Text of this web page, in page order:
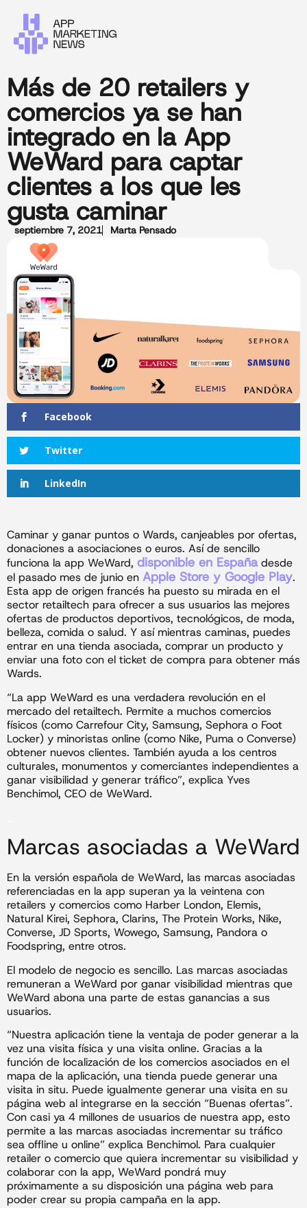
Más de 20 retailers y
comercios ya se han
integrado en la App
WeWard para captar
clientes a los que les
gusta caminar
septiembre 7, 2021 Marta Pensado
Facebook
Twitter
LinkedIn
Caminar y ganar puntos o Wards, canjeables por ofertas,
donaciones a asociaciones o euros. Así de sencillo
funciona la app WeWard, disponible en España desde
el pasado mes de junio en Apple Store y Google Play.
Esta app de origen francés ha puesto su mirada en el
sector retailtech para ofrecer a sus usuarios las mejores
ofertas de productos deportivos, tecnológicos, de moda,
belleza, comida o salud. Y así mientras caminas, puedes
entrar en una tienda asociada, comprar un producto y
enviar una foto con el ticket de compra para obtener más
Wards.
“La app WeWard es una verdadera revolución en el
mercado del retailtech. Permite a muchos comercios
físicos (como Carrefour City, Samsung, Sephora o Foot
Locker) y minoristas online (como Nike, Puma o Converse)
obtener nuevos clientes. También ayuda a los centros
culturales, monumentos y comerciantes independientes a
ganar visibilidad y generar tráfico”, explica Yves
Benchimol, CEO de WeWard.
Marcas asociadas a WeWard
En la versión española de WeWard, las marcas asociadas
referenciadas en la app superan ya la veintena con
retailers y comercios como Harber London, Elemis,
Natural Kirei, Sephora, Clarins, The Protein Works, Nike,
Converse, JD Sports, Wowego, Samsung, Pandora o
Foodspring, entre otros.
El modelo de negocio es sencillo. Las marcas asociadas
remuneran a WeWard por ganar visibilidad mientras que
WeWard abona una parte de estas ganancias a sus
usuarios.
“Nuestra aplicación tiene la ventaja de poder generar a la
vez una visita física y una visita online. Gracias a la
función de localización de los comercios asociados en el
mapa de la aplicación, una tienda puede generar una
visita in situ. Puede igualmente generar una visita en su
página web al integrarse en la sección “Buenas ofertas”.
Con casi ya 4 millones de usuarios de nuestra app, esto
permite a las marcas asociadas incrementar su tráfico
sea offline u online” explica Benchimol. Para cualquier
retailer o comercio que quiera incrementar su visibilidad y
colaborar con la app, WeWard pondrá muy
próximamente a su disposición una página web para
poder crear su propia campaña en la app.